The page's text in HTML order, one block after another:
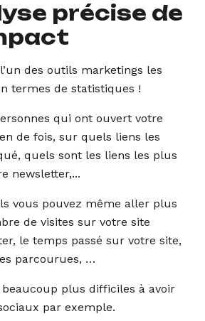
précise de
des outils marketings les
termes de statistiques !
qui ont ouvert votre
de fois, sur quels liens les
quels sont les liens les plus
newsletter,...
vous pouvez même aller plus
de visites sur votre site
le temps passé sur votre site,
parcourues, …
beaucoup plus difficiles à avoir
par exemple.